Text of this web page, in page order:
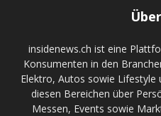
insidenews.ch ist eine
Konsumenten in den
Elektro, Autos sowie Lifestyle
diesen Bereichen über
Messen, Events sowie